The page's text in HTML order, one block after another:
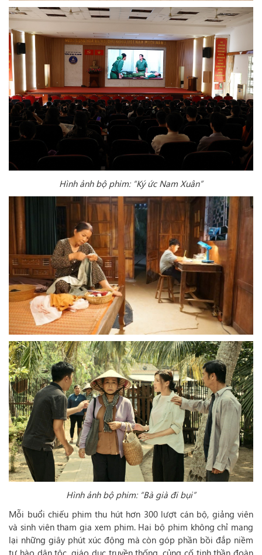
Hình ảnh bộ phim: “Ký ức Nam Xuân”
Hình ảnh bộ phim: “Bà già đi bụi”
Mỗi buổi chiếu phim thu hút hơn 300 lượt cán bộ, giảng viên
và sinh viên tham gia xem phim. Hai bộ phim không chỉ mang
lại những giây phút xúc động mà còn góp phần bồi đắp niềm
tự hào dân tộc, giáo dục truyền thống, củng cố tinh thần đoàn